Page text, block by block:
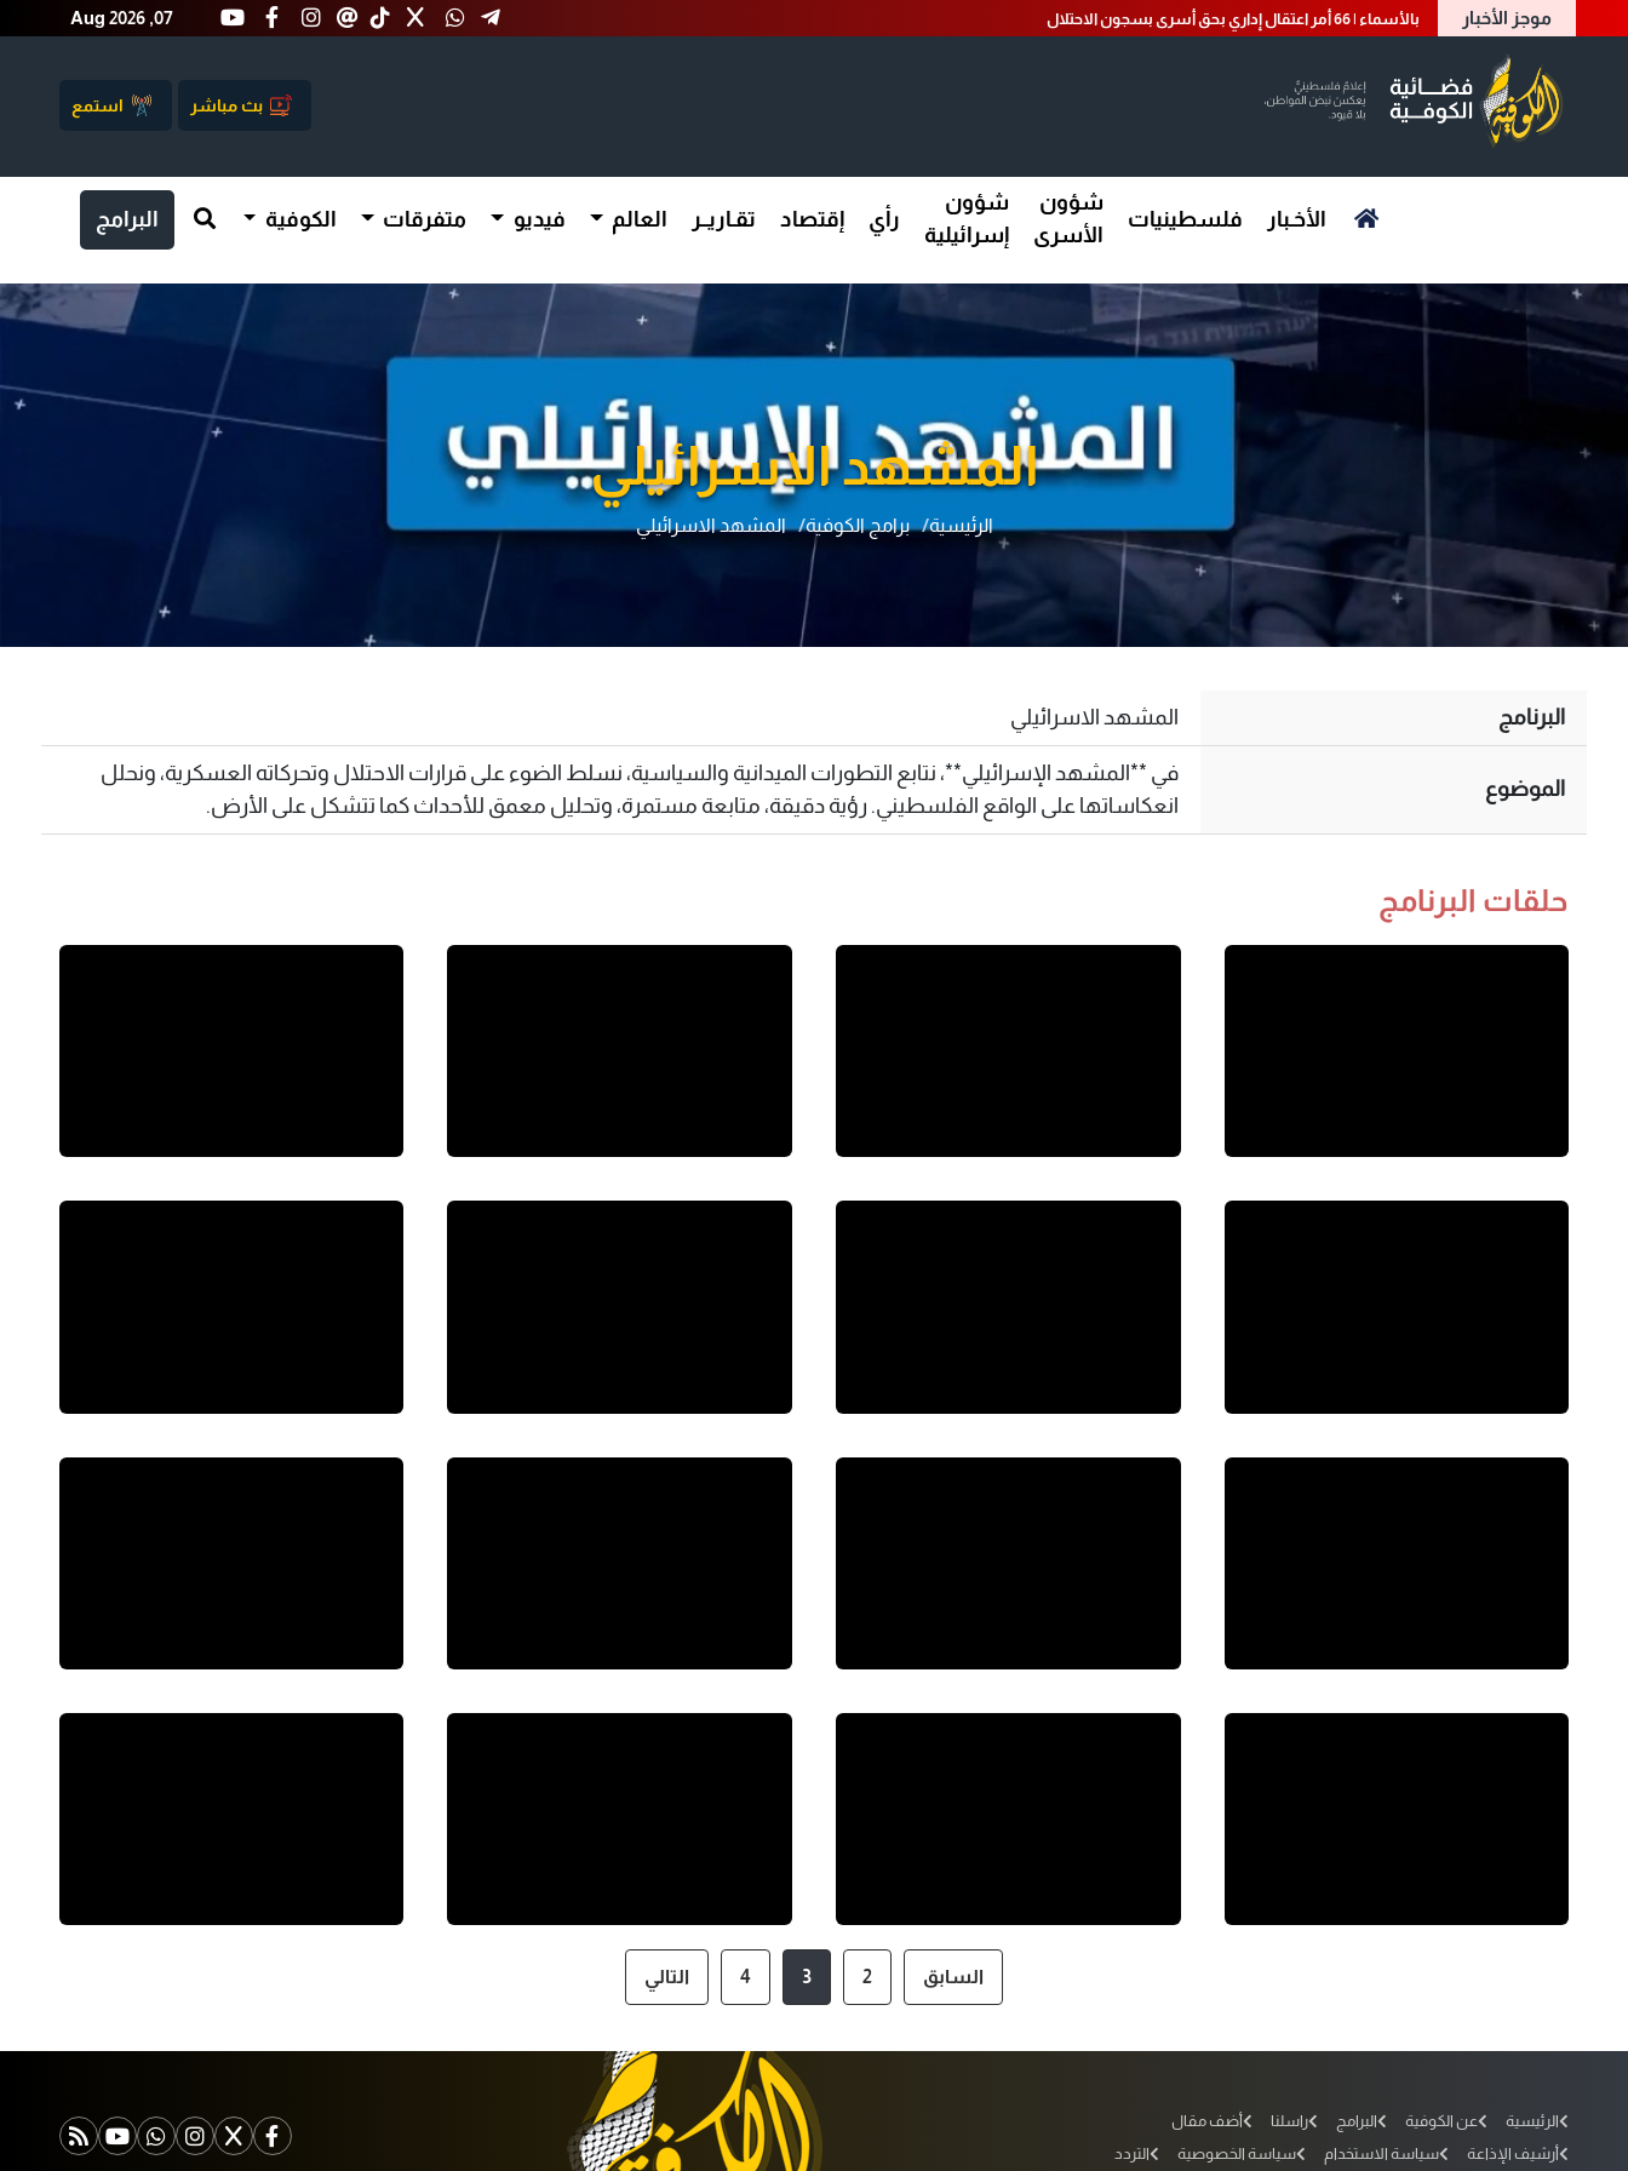
موجز الأخبار بالأسماء | 66 أمر اعتقال إداري بحق أسرى بسجون الاحتلال Aug 2026 ,07
بث مباشر استمع
الأخـبار فلسطينيات
شؤون
الأسرى
شؤون
إسرائيلية
رأي إقتصاد تقـاريــر العالم فيديو متفرقات الكوفية البرامج
المشهد الاسرائيلي
الرئيسية برامج الكوفية المشهد الاسرائيلي
البرنامج المشهد الاسرائيلي
الموضوع
في **المشهد الإسرائيلي**، نتابع التطورات الميدانية والسياسية، نسلط الضوء على قرارات الاحتلال وتحركاته العسكرية، ونحلل
انعكاساتها على الواقع الفلسطيني. رؤية دقيقة، متابعة مستمرة، وتحليل معمق للأحداث كما تتشكل على الأرض.
حلقات البرنامج
السابق 2
3
4 التالي
الرئيسية عن الكوفية البرامج راسلنا
أضف مقال
أرشيف الإذاعة
سياسة الاستخدام سياسة الخصوصية التردد